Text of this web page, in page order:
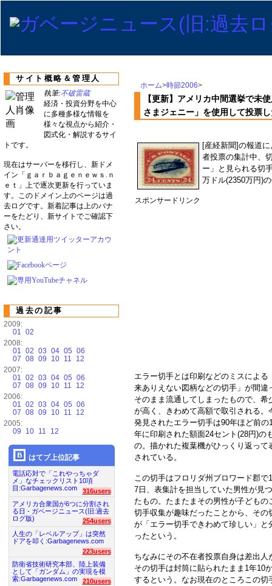
ホーム>時節2006>
【更新】アメリカ中間選挙で未
さまジェニー」を使用して投票
[産経新聞]の報道
者投票の集計中、
ー」と見られる切
万ドル(2350万円)
スポンサードリンク
エラー切手とは印刷などのミスによる
来ありえない図柄などの切手」が間違
そのまま流通してしまったもので、希
が高く、きわめて高額で取引される。
発見されたエラー切手は90年ほど前の
年に印刷された額面24セント(28円)の
の。描かれた複葉機がひっくり返って
されている。
この切手はフロリダ州ブロワード郡で
7日、表集計を担当していた男性が見
たもの。たまたまその男性が子どもの
切手収集が趣味だったことから、その
が「エラー切手できわめて珍しい」と
ったという。
ちなみにその不在者投票自身は差出
その切手は封筒に貼られたまま1年10
するという。なお現在のところこの
サイト概略＆管理人
執筆:不破雷蔵
経済・投資分野を中心
に多種多様な情報を
様々な視点から紹介・
図式化・解説するサイ
トです。
現在はサーバーを移行し、新ドメ
イン「ｇａｒｂａｇｅｎｅｗｓ.ｎ
ｅｔ」上で逐次更新を行っていま
す。このドメイン上のページは過
去ログです。新着記事は上のバナ
ーをたどり、新サイトでご確認下
さい。
過去の記事
2009:
01 02
2008:
01 02 03 04 05 06
07 08 09 10 11
12
2007:
01 02 03 04 05 06
07 08 09 10 11
12
2006:
01 02 03 04 05 06
07 08 09 10 11
12
2005:
09
10 11 12
はてブ上位記事
電話応対で「これやっちゃダ
メ」なチェックリスト10項
目:Garbagenews.com
316users
アメリカ合衆国が6つに分割され
る日 - ガベージニュース(旧:過去
ログ版)
254users
人生の「レベルアップ」は突然
ドアを叩く:Garbagenews.com
223users
防衛省技術研究本部、陸上装備
として「ガンダム」の実現を模
索:Garbagenews.com
210users